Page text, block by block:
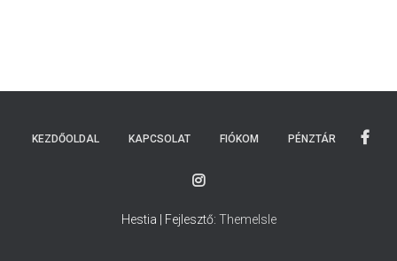
KEZDŐOLDAL KAPCSOLAT FIÓKOM PÉNZTÁR
Hestia | Fejlesztő: ThemeIsle